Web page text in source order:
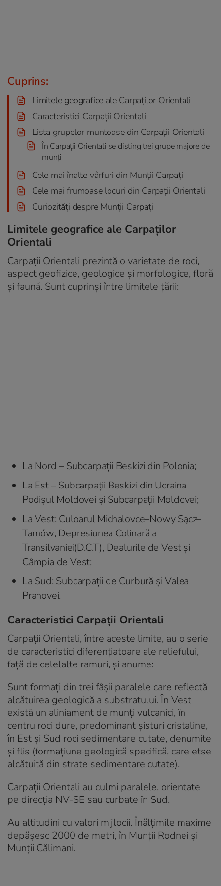
Cuprins:
Limitele geografice ale Carpaților Orientali
Caracteristici Carpații Orientali
Lista grupelor muntoase din Carpații Orientali
În Carpații Orientali se disting trei grupe majore de
munți
Cele mai înalte vârfuri din Munții Carpați
Cele mai frumoase locuri din Carpații Orientali
Curiozități despre Munții Carpați
Limitele geografice ale Carpaților
Orientali
Carpații Orientali prezintă o varietate de roci,
aspect geofizice, geologice și morfologice, floră
și faună. Sunt cuprinși între limitele țării:
La Nord – Subcarpații Beskizi din Polonia;
La Est – Subcarpații Beskizi din Ucraina
Podișul Moldovei și Subcarpații Moldovei;
La Vest: Culoarul Michalovce–Nowy Sącz–
Tarnów; Depresiunea Colinară a
Transilvaniei(D.C.T), Dealurile de Vest și
Câmpia de Vest;
La Sud: Subcarpații de Curbură și Valea
Prahovei.
Caracteristici Carpații Orientali
Carpații Orientali, între aceste limite, au o serie
de caracteristici diferențiatoare ale reliefului,
față de celelalte ramuri, și anume:
Sunt formați din trei fâșii paralele care reflectă
alcătuirea geologică a substratului. În Vest
există un aliniament de munți vulcanici, în
centru roci dure, predominant șisturi cristaline,
în Est și Sud roci sedimentare cutate, denumite
și flis (formațiune geologică specifică, care etse
alcătuită din strate sedimentare cutate).
Carpații Orientali au culmi paralele, orientate
pe direcția NV-SE sau curbate în Sud.
Au altitudini cu valori mijlocii. Înălțimile maxime
depășesc 2000 de metri, în Munții Rodnei și
Munții Călimani.